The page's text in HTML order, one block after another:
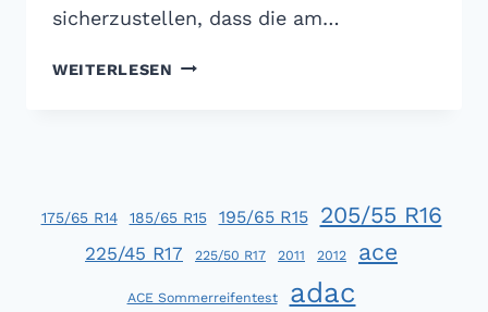
sicherzustellen, dass die am…
WEITERLESEN ADAC
175/65 R14 185/65 R15 195/65 R15 205/55 R16
225/45 R17 225/50 R17 2011 2012 ace
ACE Sommerreifentest adac